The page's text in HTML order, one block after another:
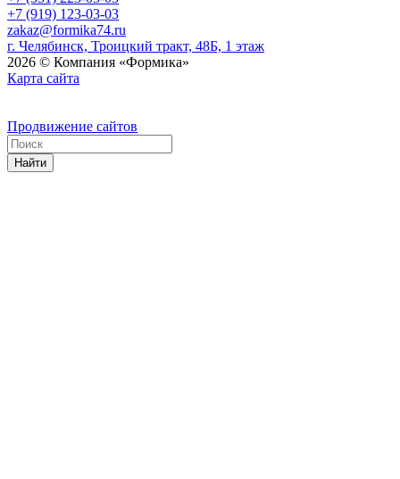
+7 (919) 123-03-03
zakaz@formika74.ru
г. Челябинск, Троицкий тракт, 48Б, 1 этаж
2026 © Компания «Формика»
Карта сайта
Продвижение сайтов
Найти